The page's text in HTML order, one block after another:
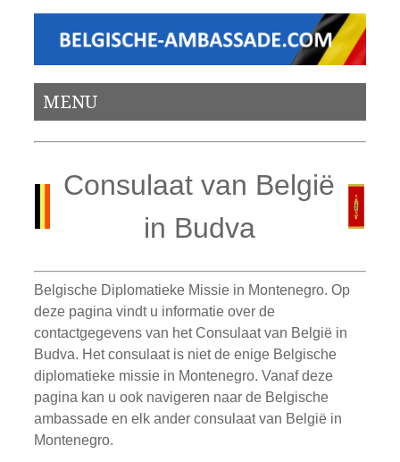
MENU
Consulaat van België
in Budva
Belgische Diplomatieke Missie in Montenegro. Op
deze pagina vindt u informatie over de
contactgegevens van het Consulaat van België in
Budva. Het consulaat is niet de enige Belgische
diplomatieke missie in Montenegro. Vanaf deze
pagina kan u ook navigeren naar de Belgische
ambassade en elk ander consulaat van België in
Montenegro.